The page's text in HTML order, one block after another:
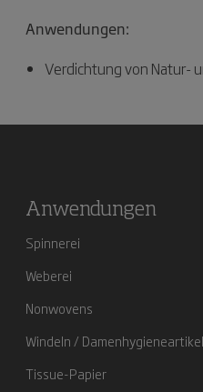
Anwendungen:
Verdichtung von Natur-
Anwendungen
Spinnerei
Weberei
Nonwovens
Windeln / Damenhygieneartikel
Tissue-Papier